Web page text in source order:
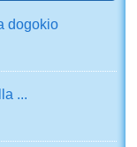
dogokio
...